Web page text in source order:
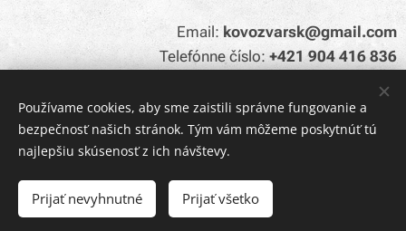
Do košíka
Email: kovozvarsk@gmail.com
Telefónne číslo:+421 904 416 836
Cookies
Používame cookies, aby sme zaistili správne fungovanie a
bezpečnosť našich stránok. Tým vám môžeme poskytnúť tú
najlepšiu skúsenosť z ich návštevy.
Prijať nevyhnutné Prijať všetko